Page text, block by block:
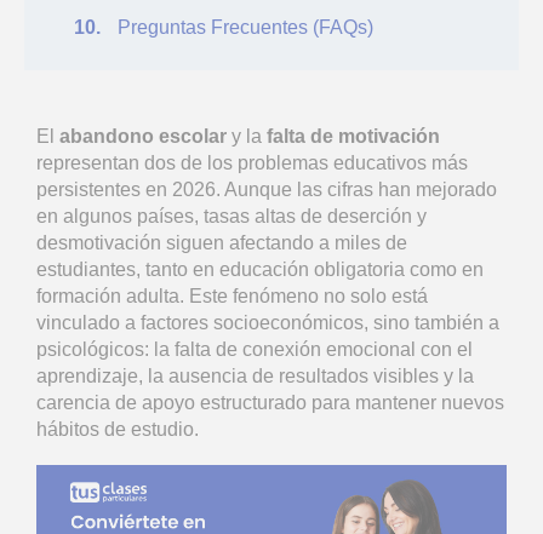
Preguntas Frecuentes (FAQs)
El abandono escolar y la falta de motivación
representan dos de los problemas educativos más
persistentes en 2026. Aunque las cifras han mejorado
en algunos países, tasas altas de deserción y
desmotivación siguen afectando a miles de
estudiantes, tanto en educación obligatoria como en
formación adulta. Este fenómeno no solo está
vinculado a factores socioeconómicos, sino también a
psicológicos: la falta de conexión emocional con el
aprendizaje, la ausencia de resultados visibles y la
carencia de apoyo estructurado para mantener nuevos
hábitos de estudio.